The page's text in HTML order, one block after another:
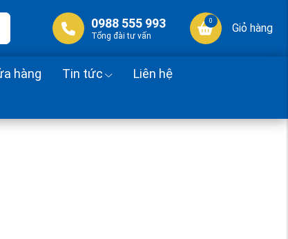
0988 555 993
Tổng đài tư vấn
0
Giỏ hàng
hàng Tin tức Liên hệ